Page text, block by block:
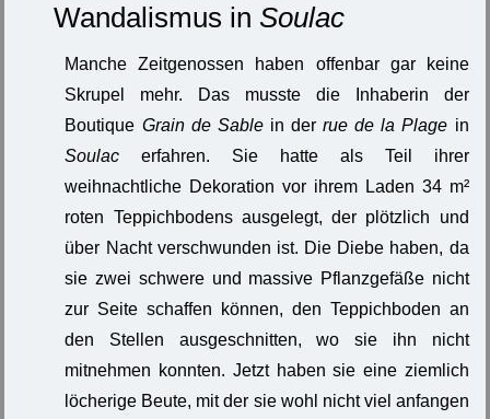
Wandalismus inSoulac
Manche Zeitgenossen haben offenbar gar keine
Skrupel mehr. Das musste die Inhaberin der
Boutique Grain de Sablein derrue de la Plage in
Soulac erfahren. Sie hatte als Teil ihrer
weihnachtliche Dekoration vor ihrem Laden 34 m²
roten Teppichbodens ausgelegt, der plötzlich und
über Nacht verschwunden ist. Die Diebe haben, da
sie zwei schwere und massive Pflanzgefäße nicht
zur Seite schaffen können, den Teppichboden an
den Stellen ausgeschnitten, wo sie ihn nicht
mitnehmen konnten. Jetzt haben sie eine ziemlich
löcherige Beute, mit der sie wohl nicht viel anfangen